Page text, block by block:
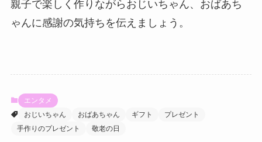
親子で楽しく作りながらおじいちゃん、おばあち
ゃんに感謝の気持ちを伝えましょう。
エンタメ
おじいちゃん
おばあちゃん ギフト
プレゼント
手作りのプレゼント
敬老の日